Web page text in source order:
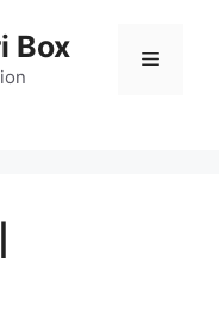
Box Menu